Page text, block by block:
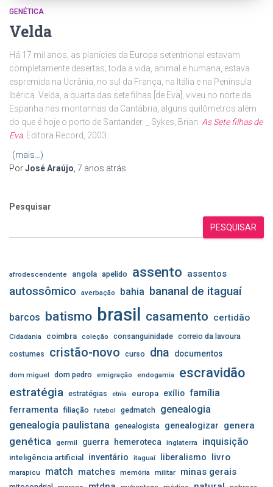
GENÉTICA
Velda
Há 17 mil anos, as planícies da Europa setentrional estavam
completamente desertas; toda a vida, animal e humana, estava
espremida na Ucrânia, no sul da França, na Itália e na Península
Ibérica. Velda, a quarta das sete filhas [de Eva], viveu no norte da
Espanha nas montanhas da Cantábria, alguns quilômetros além
do que é hoje o porto de Santander. _ Sykes, Brian. As Sete filhas de
Eva. Editora Record, 2003.
(mais…)
PorJosé Araújo 7 anos atrás
Pesquisar
PESQUISAR
afrodescendente angola apelido assento assentos
autossômico averbação bahia bananal de itaguaí
barcos batismo brasil casamento certidão
Cidadania coimbra coleção consanguinidade correio da lavoura
costumes
cristão-novo curso dna documentos
dom miguel dom pedro emigração endogamia escravidão
estratégia estratégias etnia europa exílio família
ferramenta filiação futebol gedmatch genealogia
genealogia paulistana genealogista genealogizar genera
genética germil guerra hemeroteca inglaterra inquisição
inteligência artificial inventário itaguaí liberalismo livro
marapicu match matches memória militar minas gerais